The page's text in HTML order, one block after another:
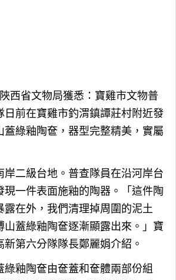
西省文物局獲悉：寶雞市文物普
日前在寶雞市釣渭鎮譚莊村附近發
蓋綠釉陶奩，器型完整精美，實屬
岸二級台地。普查隊員在沿河岸台
現一件表面施釉的陶器。「這件陶
露在外，我們清理掉周圍的泥土
山蓋綠釉陶奩逐漸顯露出來。」寶
第六分隊隊長鄭麗娟介紹。
綠釉陶奩由奩蓋和奩體兩部份組